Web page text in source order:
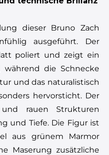
dieser Bruno Zach
ausgeführt. Der
poliert und zeigt ein
während die Schnecke
und das naturalistisch
hervorsticht. Der
rauen Strukturen
und Tiefe. Die Figur ist
aus grünem Marmor
Maserung zusätzliche